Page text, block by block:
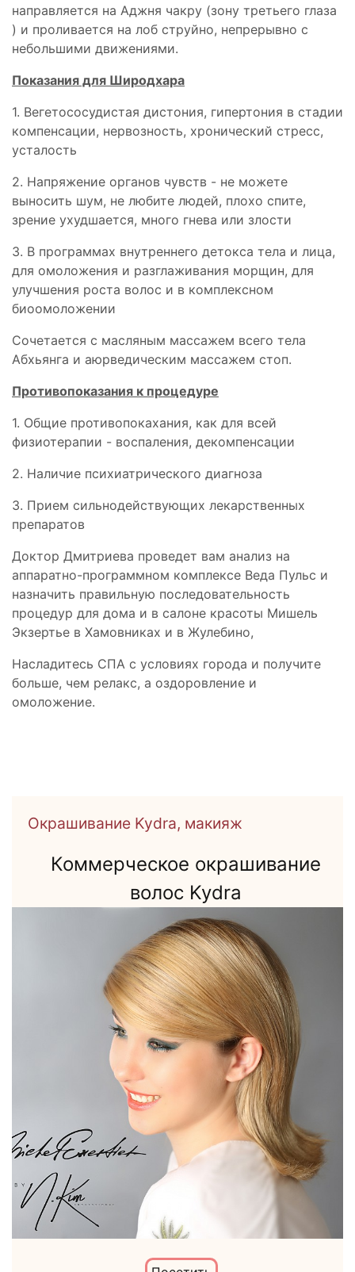
направляется на Аджня чакру (зону третьего глаза
) и проливается на лоб струйно, непрерывно с
небольшими движениями.
Показания для Широдхара
1. Вегетососудистая дистония, гипертония в стадии
компенсации, нервозность, хронический стресс,
усталость
2. Напряжение органов чувств - не можете
выносить шум, не любите людей, плохо спите,
зрение ухудшается, много гнева или злости
3. В программах внутреннего детокса тела и лица,
для омоложения и разглаживания морщин, для
улучшения роста волос и в комплексном
биоомоложении
Сочетается с масляным массажем всего тела
Абхьянга и аюрведическим массажем стоп.
Противопоказания к процедуре
1. Общие противопокахания, как для всей
физиотерапии - воспаления, декомпенсации
2. Наличие психиатрического диагноза
3. Прием сильнодействующих лекарственных
препаратов
Доктор Дмитриева проведет вам анализ на
аппаратно-программном комплексе Веда Пульс и
назначить правильную последовательность
процедур для дома и в салоне красоты Мишель
Экзертье в Хамовниках и в Жулебино,
Насладитесь СПА с условиях города и получите
больше, чем релакс, а оздоровление и
омоложение.
Окрашивание Kydra, макияж
Коммерческое окрашивание
волос Kydra